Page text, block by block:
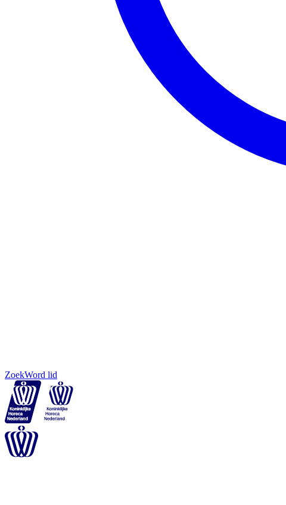
ZoekWord lid